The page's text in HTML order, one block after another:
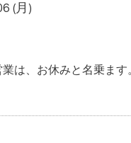
(月)
は、お休みと名乗ます